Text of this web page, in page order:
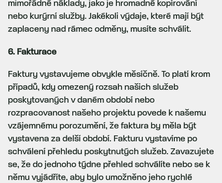
mimořádné náklady, jako je hromadné kopírování
nebo kurýrní služby. Jakékoli výdaje, které mají být
zaplaceny nad rámec odměny, musíte schválit.
6. Fakturace
Faktury vystavujeme obvykle měsíčně. To platí krom
případů, kdy omezený rozsah našich služeb
poskytovaných v daném období nebo
rozpracovanost našeho projektu povede k našemu
vzájemnému porozumění, že faktura by měla být
vystavena za delší období. Fakturu vystavíme po
schválení přehledu poskytnutých služeb. Zavazujete
se, že do jednoho týdne přehled schválíte nebo se k
němu vyjádříte, aby bylo umožněno jeho rychlé